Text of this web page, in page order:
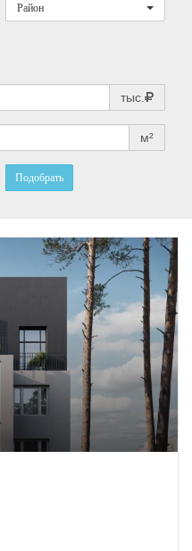
Район
тыс.
м²
Подобрать